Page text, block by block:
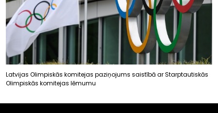
Latvijas Olimpiskās komitejas paziņojums saistībā ar Starptautiskās
Olimpiskās komitejas lēmumu